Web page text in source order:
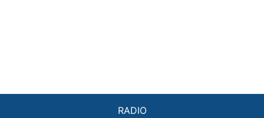
RADIO